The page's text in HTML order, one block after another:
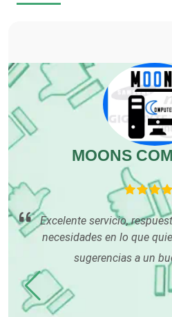
Dulcerías
Electricidad y Plomería
Electrodomésticos
Electrónica
MOONS
Excelente servicio,
necesidades en lo que
sugerencias a un